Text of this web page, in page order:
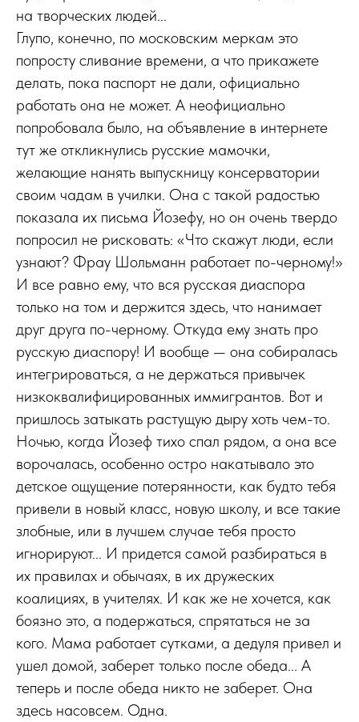
на творческих людей...
Глупо, конечно, по московским меркам это
попросту сливание времени, а что прикажете
делать, пока паспорт не дали, официально
работать она не может. А неофициально
попробовала было, на объявление в интернете
тут же откликнулись русские мамочки,
желающие нанять выпускницу консерватории
своим чадам в училки. Она с такой радостью
показала их письма Йозефу, но он очень твердо
попросил не рисковать: «Что скажут люди, если
узнают? Фрау Шольманн работает по-черному!»
И все равно ему, что вся русская диаспора
только на том и держится здесь, что нанимает
друг друга по-черному. Откуда ему знать про
русскую диаспору! И вообще — она собиралась
интегрироваться, а не держаться привычек
низкоквалифицированных иммигрантов. Вот и
пришлось затыкать растущую дыру хоть чем-то.
Ночью, когда Йозеф тихо спал рядом, а она все
ворочалась, особенно остро накатывало это
детское ощущение потерянности, как будто тебя
привели в новый класс, новую школу, и все такие
злобные, или в лучшем случае тебя просто
игнорируют... И придется самой разбираться в
их правилах и обычаях, в их дружеских
коалициях, в учителях. И как же не хочется, как
боязно это, а подержаться, спрятаться не за
кого. Мама работает сутками, а дедуля привел и
ушел домой, заберет только после обеда... А
теперь и после обеда никто не заберет. Она
здесь насовсем. Одна.